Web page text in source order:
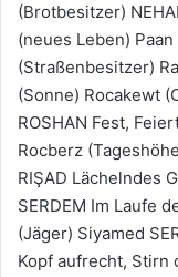
(Brotbesitzer)
(neues Leben)
(Straßenbesitzer)
(Sonne) Rocakewt
ROSHAN Fest,
Rocberz
RIŞAD Lächelndes
SERDEM Im Laufe
(Jäger) Siyamed
Kopf aufrecht, Stirn